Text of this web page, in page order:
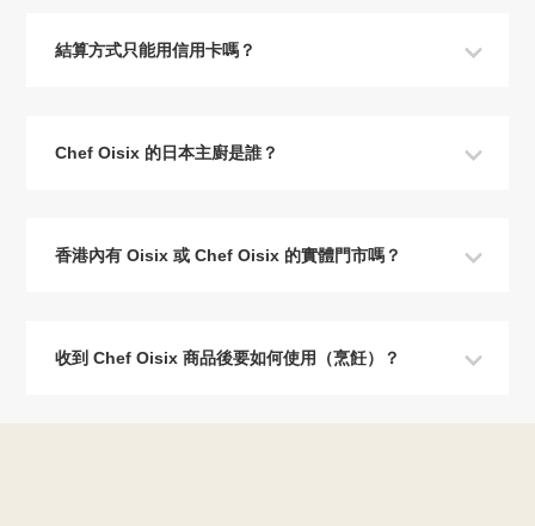
結算方式只能用信用卡嗎？
Chef Oisix 的日本主廚是誰？
香港內有 Oisix 或 Chef Oisix 的實體門市嗎？
收到 Chef Oisix 商品後要如何使用（烹飪）？